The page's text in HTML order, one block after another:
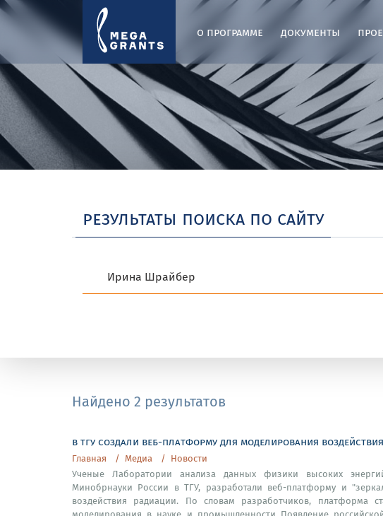
о программе документы
результаты поиска по сайту
Найдено 2 результатов
в тгу создали веб-платформу для моделирования
Главная Медиа
Новости
Ученые Лаборатории анализа данных физики высоких
Минобрнауки России в ТГУ, разработали веб-платформу и
воздействия радиации. По словам разработчиков, платформа